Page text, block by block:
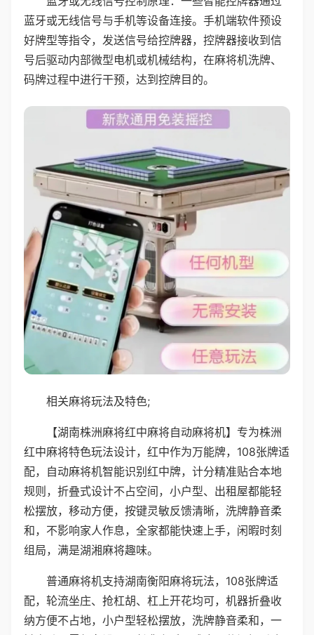
蓝牙或无线信号与手机等设备连接。手机端软件预设
好牌型等指令，发送信号给控牌器，控牌器接收到信
号后驱动内部微型电机或机械结构，在麻将机洗牌、
码牌过程中进行干预，达到控牌目的。
相关麻将玩法及特色;
【湖南株洲麻将红中麻将自动麻将机】专为株洲
红中麻将特色玩法设计，红中作为万能牌，108张牌适
配，自动麻将机智能识别红中牌，计分精准贴合本地
规则，折叠式设计不占空间，小户型、出租屋都能轻
松摆放，移动方便，按键灵敏反馈清晰，洗牌静音柔
和，不影响家人作息，全家都能快速上手，闲暇时刻
组局，满是湖湘麻将趣味。
普通麻将机支持湖南衡阳麻将玩法，108张牌适
配，轮流坐庄、抢杠胡、杠上开花均可，机器折叠收
纳方便不占地，小户型轻松摆放，洗牌静音柔和，一